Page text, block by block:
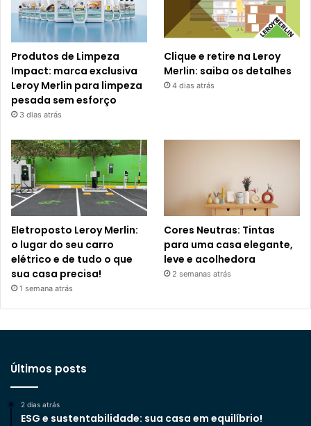
Produtos de Limpeza
Impact: marca exclusiva
Leroy Merlin para limpeza
pesada sem esforço
3 dias atrás
Clique e retire na Leroy
Merlin: saiba os detalhes
4 dias atrás
Eletroposto Leroy Merlin:
o lugar do seu carro
elétrico e de tudo o que
sua casa precisa!
1 semana atrás
Cores Neutras: Tintas
para uma casa elegante,
leve e acolhedora
2 semanas atrás
Últimos posts
2 dias atrás
ESG e sustentabilidade: sua casa em equilíbrio!